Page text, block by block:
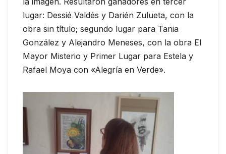
lugar: Dessié Valdés y Darién Zulueta, con la
obra sin título; segundo lugar para Tania
González y Alejandro Meneses, con la obra El
Mayor Misterio y Primer Lugar para Estela y
Rafael Moya con «Alegría en Verde».